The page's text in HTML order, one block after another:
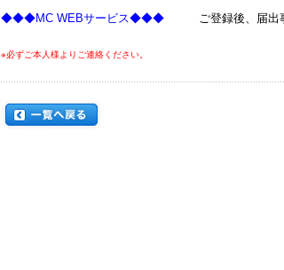
◆◆◆MC WEBサービス◆◆◆ ご登録後、届出事
※必ずご本人様よりご連絡ください。